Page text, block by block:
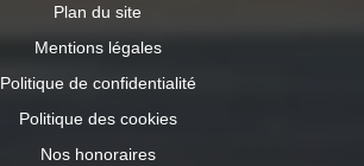
Plan du site
Mentions légales
Politique de confidentialité
Politique des cookies
Nos honoraires